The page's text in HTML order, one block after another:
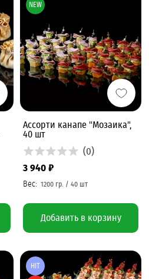
Ассорти канапе "Мозаика",
40 шт
(0)
3 940 ₽
Добавить в корзину
NEW
HIT